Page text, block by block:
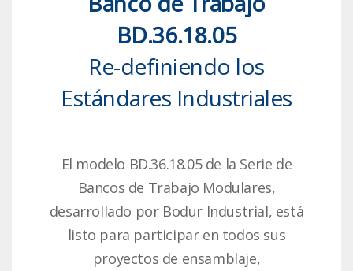
BD.36.18.05
Re-definiendo los
Estándares Industriales
El modelo BD.36.18.05 de la Serie de
Bancos de Trabajo Modulares,
desarrollado por Bodur Industrial, está
listo para participar en todos sus
proyectos de ensamblaje,